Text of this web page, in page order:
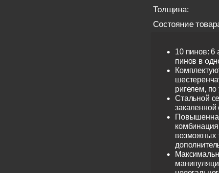
Толщина:
Состояние
10 пинов: 6
пинов в
ригелем,
Стальной
закаленной
возможных